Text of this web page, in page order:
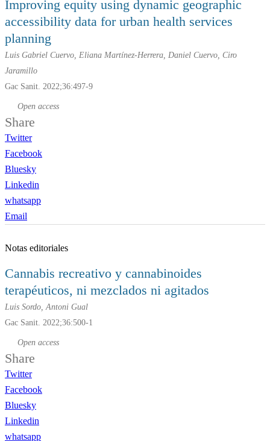
Improving equity using dynamic geographic
accessibility data for urban health services
planning
Luis Gabriel Cuervo, Eliana Martínez-Herrera, Daniel Cuervo, Ciro
Jaramillo
Gac Sanit. 2022;36:497-9
Open access
Share
Twitter
Facebook
Bluesky
Linkedin
whatsapp
Email
Notas editoriales
Cannabis recreativo y cannabinoides
terapéuticos, ni mezclados ni agitados
Luis Sordo, Antoni Gual
Gac Sanit. 2022;36:500-1
Open access
Share
Twitter
Facebook
Bluesky
Linkedin
whatsapp